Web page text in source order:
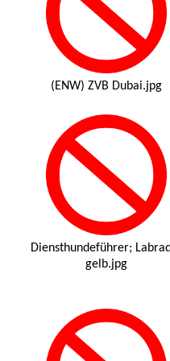
(ENW) ZVB Dubai.jpg
Diensthundeführer;
gelb.jpg